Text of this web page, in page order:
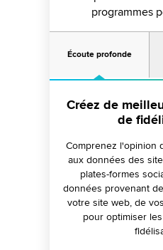
programmes
Écoute profonde
Créez de
de
Comprenez l'opinion
aux données des
plates-formes
données provenant
votre site web, de
pour optimiser
Augmentez
fournies par les
sur les performances
affiner vos
sociaux et lancer des
de crédit
Personnalisez
Utilisez des
collecter les
partir des réseaux
de fidélisation et
d'offrir des